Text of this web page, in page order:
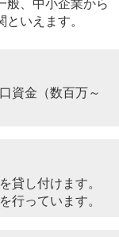
般、中小企業から
いえます。
資金（数百万～
貸し付けます。
行っています。